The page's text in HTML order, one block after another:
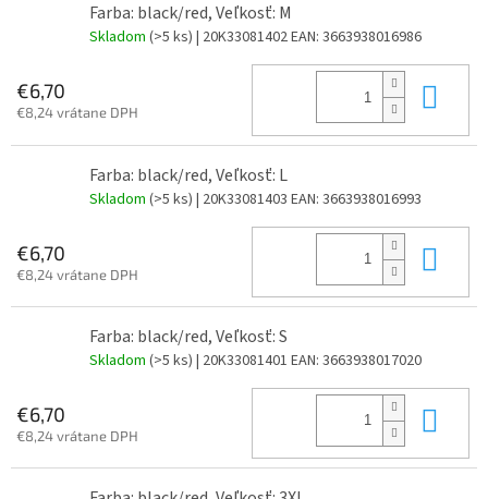
Farba: black/red, Veľkosť: M
Skladom (>5 ks) | 20K33081402EAN: 3663938016986
€6,70
€8,24 vrátane DPH
Farba: black/red, Veľkosť: L
Skladom (>5 ks) | 20K33081403 EAN: 3663938016993
€6,70
€8,24 vrátane DPH
Farba: black/red, Veľkosť: S
Skladom (>5 ks) | 20K33081401 EAN: 3663938017020
€6,70
€8,24 vrátane DPH